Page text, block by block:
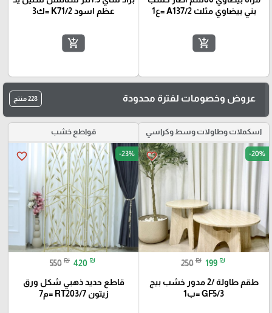
بني بيضاوي مثلث A137/2 =ع1
add_shopping_cart
عظم اسود K71/2 =ك3
add_shopping_cart
عروض وخصومات لفترة محدودة 228 منتج
اسكملات وطاولات وسط وكراسي
favorite_border -20%
250 ₪ 199 ₪
طقم طاولة /2 مدور خشب بيج
GF5/3 =ب1
قواطع خشب
favorite_border -23%
550 ₪ 420 ₪
قاطع حديد ذهبي شكل ورق
زيتون RT203/7 =م7